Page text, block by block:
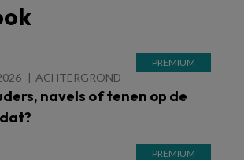
ACHTERGROND
navels of tenen op de